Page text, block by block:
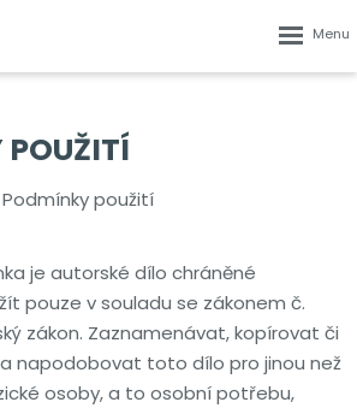
Podmínky použití
je autorské dílo chráněné
pouze v souladu se zákonem č.
zákon. Zaznamenávat, kopírovat či
napodobovat toto dílo pro jinou než
osoby, a to osobní potřebu,